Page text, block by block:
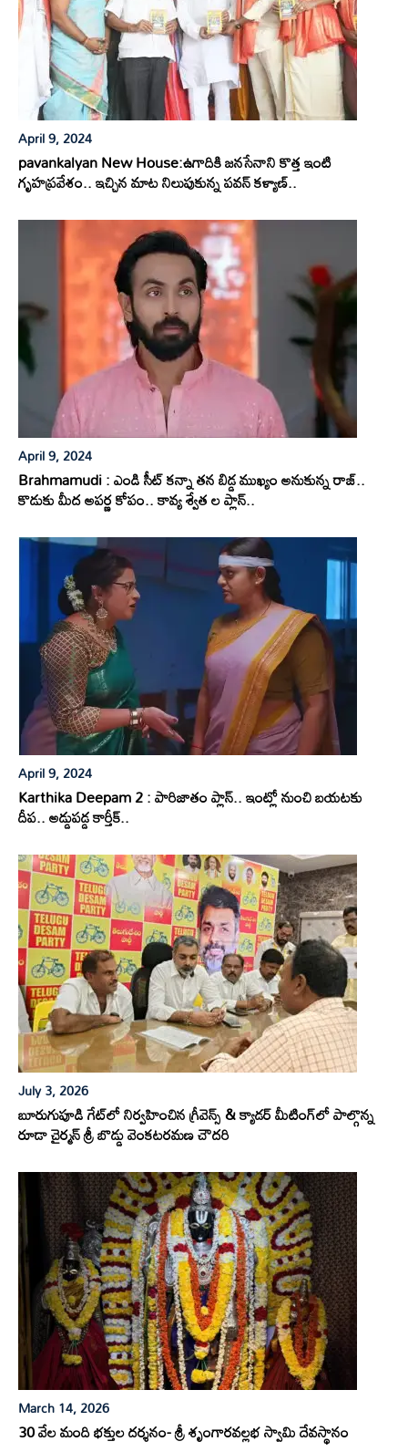
April 9, 2024
pavankalyan New House:ఉగాదికి జనసేనాని కొత్త ఇంటి
గృహప్రవేశం.. ఇచ్చిన మాట నిలుపుకున్న పవన్ కళ్యాణ్..
April 9, 2024
Brahmamudi : ఎండి సీట్ కన్నా తన బిడ్డ ముఖ్యం అనుకున్న రాజ్..
కొడుకు మీద అపర్ణ కోపం.. కావ్య శ్వేత ల ప్లాన్..
April 9, 2024
Karthika Deepam 2 : పారిజాతం ప్లాన్.. ఇంట్లో నుంచి బయటకు
దీప.. అడ్డుపడ్డ కార్తీక్..
July 3, 2026
బూరుగుపూడి గేట్‌లో నిర్వహించిన గ్రీవెన్స్ & క్యాడర్ మీటింగ్‌లో పాల్గొన్న
రూడా చైర్మన్ శ్రీ బొడ్డు వెంకటరమణ చౌదరి
March 14, 2026
30 వేల మంది భక్తుల దర్శనం- శ్రీ శృంగారవల్లభ స్వామి దేవస్థానం